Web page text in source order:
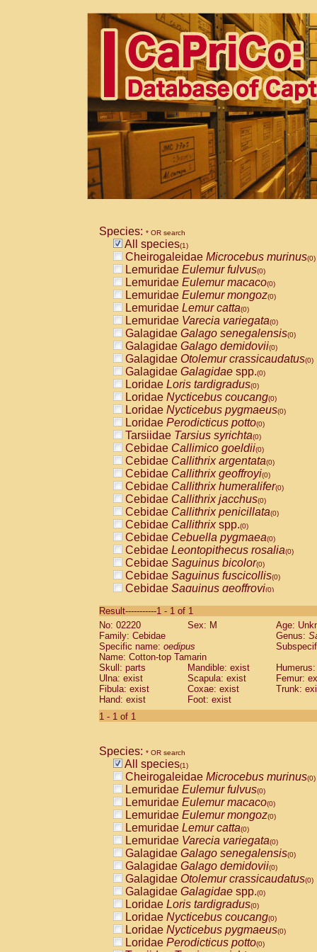
Species: * OR search
All species(1)
Cheirogaleidae Microcebus murinus(0)
Lemuridae Eulemur fulvus(0)
Lemuridae Eulemur macaco(0)
Lemuridae Eulemur mongoz(0)
Lemuridae Lemur catta(0)
Lemuridae Varecia variegata(0)
Galagidae Galago senegalensis(0)
Galagidae Galago demidovii(0)
Galagidae Otolemur crassicaudatus(0)
Galagidae Galagidae spp.(0)
Loridae Loris tardigradus(0)
Loridae Nycticebus coucang(0)
Loridae Nycticebus pygmaeus(0)
Loridae Perodicticus potto(0)
Tarsiidae Tarsius syrichta(0)
Cebidae Callimico goeldii(0)
Cebidae Callithrix argentata(0)
Cebidae Callithrix geoffroyi(0)
Cebidae Callithrix humeralifer(0)
Cebidae Callithrix jacchus(0)
Cebidae Callithrix penicillata(0)
Cebidae Callithrixspp.(0)
Cebidae Cebuella pygmaea(0)
Cebidae Leontopithecus rosalia(0)
Cebidae Saguinus bicolor(0)
Cebidae Saguinus fuscicollis(0)
Cebidae Saguinus geoffroyi(0)
CebidaeSaguinus labiatus(0)
Cebidae Saguinus leucopus (0)
Cebidae
CebidaeSaguinus mystax
Cebidae Saguinus nigricollis (0)
Cebidae Saguinus oedipus
Cebidae Saguinus weddelli
Cebidae Saguinusspp.
Cebidae
CebidaeCebus capucinus
CebidaeCebus nigrivittatus
CebidaeCebus spp.(0)
CebidaeSaimiri boliviensis(0)
CebidaeSaimiri sciureus(0)
AtelidaeAlouatta caraya(0)
AtelidaeAlouatta fusca(0)
AtelidaeAlouatta seniculus(0)
AtelidaeAlouattaspp.(0)
AtelidaeAteles belzebuth(0)
AtelidaeAteles geoffroyi(0)
AtelidaeAteles paniscus(0)
AtelidaeAtelesspp.(0)
AtelidaeLagothrix lagothricha(0)
AtelidaeLagothrix lagothricha cana
PitheciidaeCacajao calvus
Result-----------1 - 1 of 1
No: 02220
Sex: M
Age:
Family: Cebidae
Genus:
Specific name: oedipus
Name: Cotton-top Tamarin
Skull: parts
Mandible: exist
Ulna: exist
Scapula: exist
Femur:
Fibula: exist
Coxae: exist
Trunk:
Hand: exist
Foot: exist
1 - 1 of 1
Species: * OR search
All species(1)
Cheirogaleidae Microcebus murinus(0)
Lemuridae Eulemur fulvus(0)
Lemuridae Eulemur macaco(0)
Lemuridae Eulemur mongoz(0)
Lemuridae Lemur catta(0)
Lemuridae Varecia variegata(0)
Galagidae Galago senegalensis(0)
Galagidae Galago demidovii(0)
Galagidae Otolemur crassicaudatus(0)
Galagidae Galagidae spp.(0)
Loridae Loris tardigradus(0)
Loridae Nycticebus coucang(0)
Loridae Nycticebus pygmaeus(0)
Loridae Perodicticus potto(0)